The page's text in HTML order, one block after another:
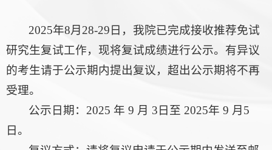
2025年8月28-29日，我院已完成接收推荐免试
研究生复试工作，现将复试成绩进行公示。有异议
的考生请于公示期内提出复议，超出公示期将不再
受理。
公示日期：2025 年 9 月 3日至 2025年 9 月5
日。